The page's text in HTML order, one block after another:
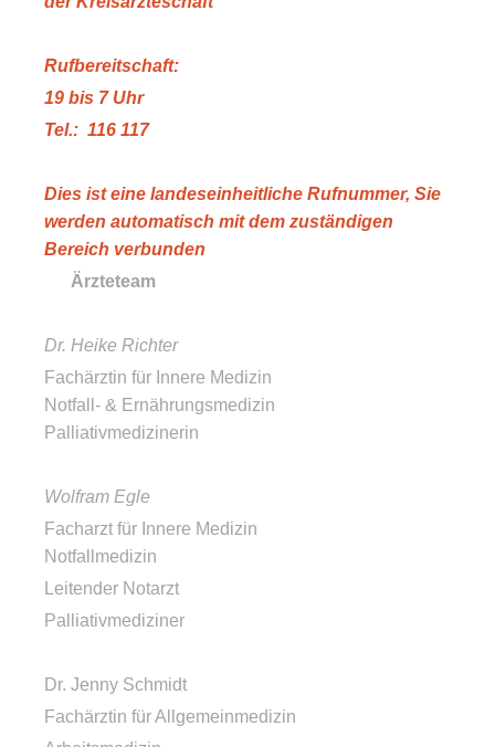
Rufbereitschaft:
19 bis 7 Uhr
Tel.: 116 117
Dies ist eine landeseinheitliche Rufnummer, Sie
werden automatisch mit dem zuständigen
Bereich verbunden
Ärzteteam
Dr. Heike Richter
Fachärztin für Innere Medizin
Notfall- & Ernährungsmedizin
Palliativmedizinerin
Wolfram Egle
Facharzt für Innere Medizin
Notfallmedizin
Leitender Notarzt
Palliativmediziner
Dr. Jenny Schmidt
Fachärztin für Allgemeinmedizin